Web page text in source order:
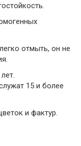
отмыть, он не
15 и более
и фактур.